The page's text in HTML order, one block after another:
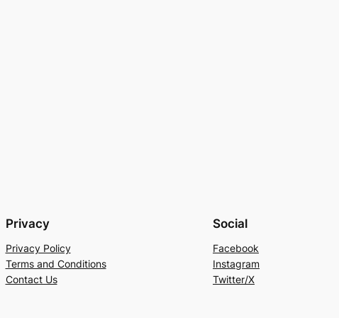
Privacy
Privacy Policy
Terms and Conditions
Contact Us
Social
Facebook
Instagram
Twitter/X